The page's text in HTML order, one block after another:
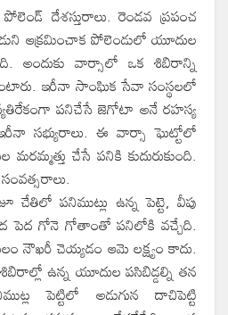
దేశస్తురాలు. రెండవ ప్రపంచ
ఆక్రమించాక పోలెండులో యూదుల
అందుకు వార్సాలో ఒక శిబిరాన్ని
ఇరీనా సాంఘిక సేవా సంస్థలలో
పనిచేసే జెగోటా అనే రహస్య
సభ్యురాలు. ఈ వార్సా ఘెట్టోలో
చేసే పనికి కుదురుకుంది.
చేతిలో పనిముట్లు ఉన్న పెట్టె, వీపు
పెద గోనె గోతాంతో పనిలోకి వచ్చేది.
నౌఖరీ చెయ్యడం ఆమె లక్ష్యం కాదు.
ఉన్న యూదుల పసిబిడ్డల్ని తన
పెట్టిలో అడుగున దాచిపెట్టి